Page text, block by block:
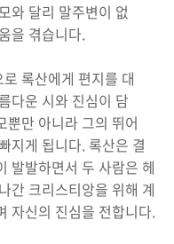
와 달리 말주변이 없
을 겪습니다.
록산에게 편지를 대
다운 시와 진심이 담
뿐만 아니라 그의 뛰어
지게 됩니다. 록산은 결
발발하면서 두 사람은 헤
간 크리스티앙을 위해 계
자신의 진심을 전합니다.